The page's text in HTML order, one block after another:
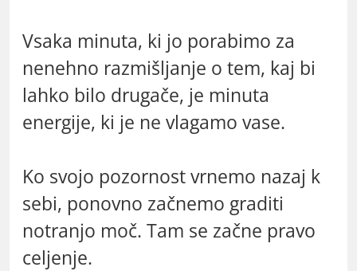
Vsaka minuta, ki jo porabimo za
nenehno razmišljanje o tem, kaj bi
lahko bilo drugače, je minuta
energije, ki je ne vlagamo vase.
Ko svojo pozornost vrnemo nazaj k
sebi, ponovno začnemo graditi
notranjo moč. Tam se začne pravo
celjenje.